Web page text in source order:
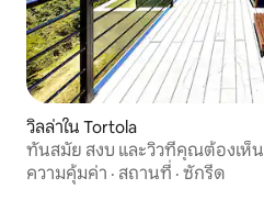
วิลล่าใน Tortola
ทันสมัย สงบ และวิวที่คุณต้องเห็น
ความคุ้มค่า · สถานที่ · ซักรีด